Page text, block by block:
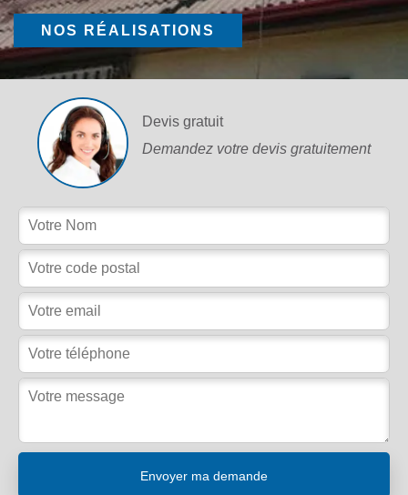
NOS RÉALISATIONS
Devis gratuit
Demandez votre devis gratuitement